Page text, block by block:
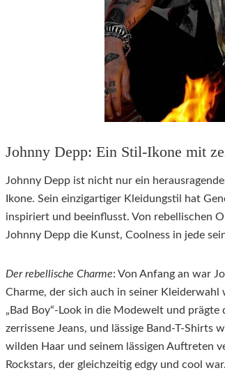
Johnny Depp: Ein Stil-Ikone mit
Johnny Depp ist nicht nur ein
Ikone. Sein einzigartiger Kleidungstil hat
inspiriert und beeinflusst. Von rebellischen
Johnny Depp die Kunst, Coolness in jede
Der rebellische Charme: Von Anfang an war
Charme, der sich auch in seiner
„Bad Boy“-Look in die Modewelt und prägte
zerrissene Jeans, und lässige Band-T-Shirts
wilden Haar und seinem lässigen Auftreten
Rockstars, der gleichzeitig edgy und cool war.